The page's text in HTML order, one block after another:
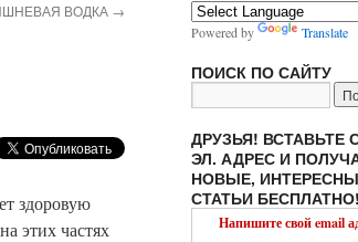
ВОДКА →
здоровую
этих частях
Powered by Translate
ПОИСК ПО САЙТУ
ДРУЗЬЯ! ВСТАВЬТЕ
ЭЛ. АДРЕС И
НОВЫЕ,
СТАТЬИ БЕСПЛАТНО!
Напишите свой email